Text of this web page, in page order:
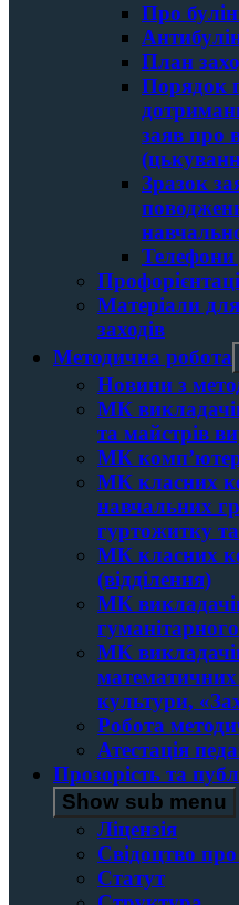
Про
План
Порядок
заяв про
Зразок
Телефони
Матеріали
заходів
Методична робота
Новини з
МК
та майстрів
МК
МК класних
навчальних
гуртожитку та
МК класних
(відділення)
МК
МК
математичних
культури,
Робота
Атестація
Прозорість та
Show sub menu
Ліцензія
Свідоцтво
Статут